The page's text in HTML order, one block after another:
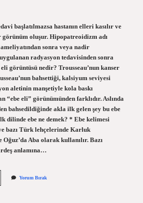
başlatılmazsa hastanın elleri kasılır ve
görünüm oluşur. Hipopatreoidizm adı
sonra veya nadir
radyasyon tedavisinden sonra
görüntüsü nedir? Trousseau’nun kanser
bahsettiği, kalsiyum seviyesi
aletinin manşetiyle kola baskı
“ebe eli” görünümünden farklıdır. Aslında
bahsedildiğinde akla ilk gelen şey bu ebe
dilinde ebe ne demek? * Ebe kelimesi
bazı Türk lehçelerinde Karluk
Oğuz’da Aba olarak kullanılır. Bazı
anlamına…
Yorum Bırak